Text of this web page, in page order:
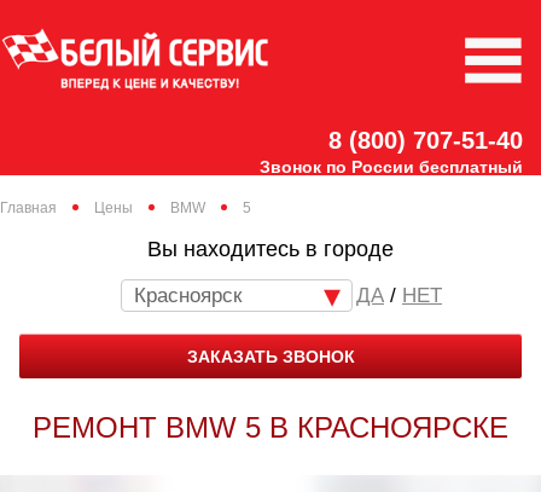
8 (800) 707-51-40
Звонок по России бесплатный
Главная Цены BMW 5
Вы находитесь в городе
Красноярск / НЕТ
ЗАКАЗАТЬ ЗВОНОК
РЕМОНТ BMW 5 В КРАСНОЯРСКЕ